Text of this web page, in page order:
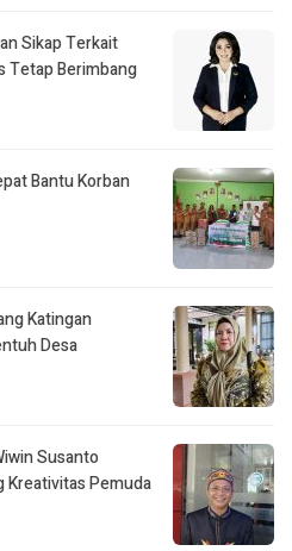
Sikap Terkait
Tetap Berimbang
Bantu Korban
Katingan
Desa
Susanto
Kreativitas Pemuda